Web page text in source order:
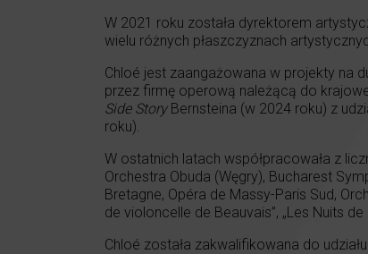
W 2021 roku została dyrektorem
wielu różnych płaszczyznach
Chloé jest zaangażowana w projekty na
przez firmę operową należącą do
Side StoryBernsteina (w 2024 roku) z
roku).
W ostatnich latach współpracowała z
Orchestra Obuda (Węgry), Bucharest
Bretagne, Opéra de Massy-Paris Sud,
de violoncelle de Beauvais”, „Les Nuits
Chloé została zakwalifikowana do